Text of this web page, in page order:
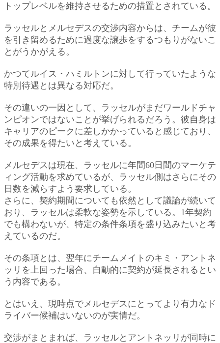
トップレベルを維持させるための措置とされている。
ラッセルとメルセデスの交渉内容からは、チームが彼
を引き留めるために過度な譲歩をするつもりがないこ
とがうかがえる。
かつてルイス・ハミルトンに対して行っていたような
特別待遇とは異なる対応だ。
その違いの一因として、ラッセルがまだワールドチャ
ンピオンではないことが挙げられるだろう。彼自身は
キャリアのピークに差しかかっていると感じており、
その成果を得たいと考えている。
メルセデスは現在、ラッセルに年間60日間のマーケテ
ィング活動を求めているが、ラッセル側はさらにその
日数を減らすよう要求している。
さらに、契約期間についても依然として議論が続いて
おり、ラッセルは柔軟な姿勢を示している。1年契約
でも構わないが、特定の条件条項を盛り込みたいと考
えているのだ。
その条項とは、翌年にチームメイトのキミ・アントネ
ッリを上回った場合、自動的に契約が延長されるとい
う内容である。
とはいえ、現時点でメルセデスにとってより有力なド
ライバー候補はいないのが実情だ。
交渉がまとまれば、ラッセルとアントネッリが同時に